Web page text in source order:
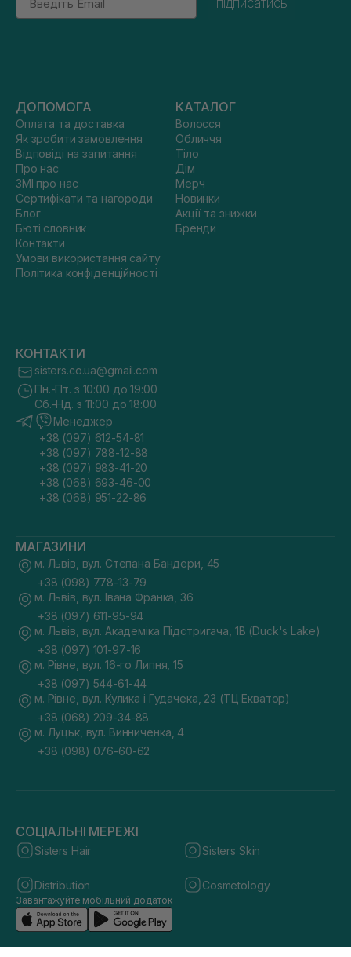
підписатись
ДОПОМОГА
Оплата та доставка
Як зробити замовлення
Відповіді на запитання
Про нас
ЗМІ про нас
Сертифікати та нагороди
Блог
Бюті словник
Контакти
Умови використання сайту
Політика конфіденційності
КАТАЛОГ
Волосся
Обличчя
Тіло
Дім
Мерч
Новинки
Акції та знижки
Бренди
КОНТАКТИ
sisters.co.ua@gmail.com
Пн.-Пт. з 10:00 до 19:00
Сб.-Нд. з 11:00 до 18:00
Менеджер
+38 (097) 612-54-81
+38 (097) 788-12-88
+38 (097) 983-41-20
+38 (068) 693-46-00
+38 (068) 951-22-86
МАГАЗИНИ
м. Львів, вул. Степана Бандери, 45
+38 (098) 778-13-79
м. Львів, вул. Івана Франка, 36
+38 (097) 611-95-94
м. Львів, вул. Академіка Підстригача, 1В (Duck's Lake)
+38 (097) 101-97-16
м. Рівне, вул. 16-го Липня, 15
+38 (097) 544-61-44
м. Рівне, вул. Кулика і Гудачека, 23 (ТЦ Екватор)
+38 (068) 209-34-88
м. Луцьк, вул. Винниченка, 4
+38 (098) 076-60-62
СОЦІАЛЬНІ МЕРЕЖІ
Sisters Hair Sisters Skin
Distribution Cosmetology
Завантажуйте мобільний додаток